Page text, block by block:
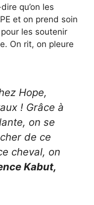
qu’on les
et on prend soin
les soutenir
On rit, on pleure
Hope,
! Grâce à
on se
de ce
cheval, on
Kabut,